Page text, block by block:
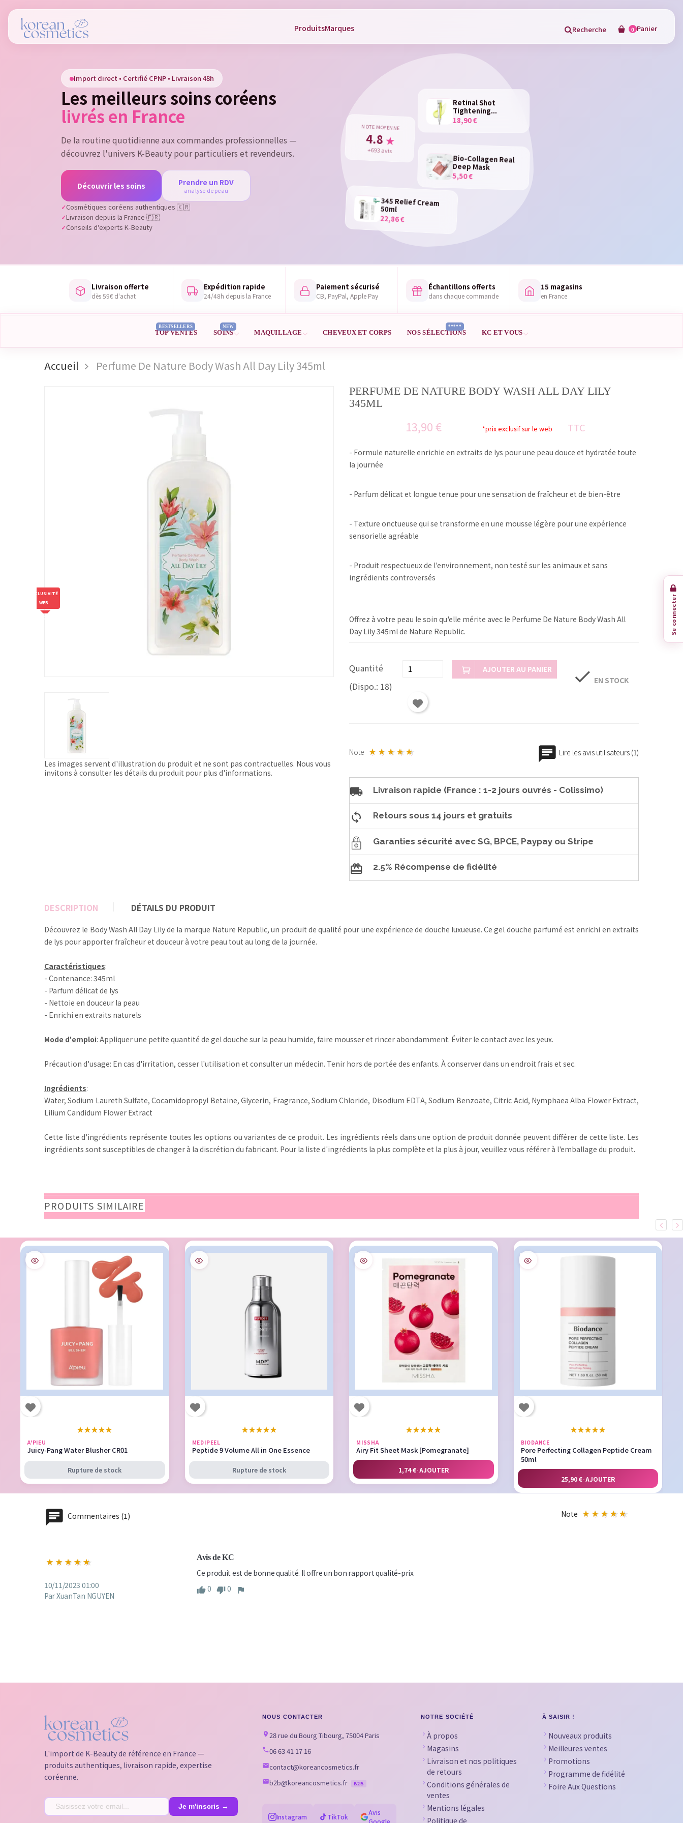
ProduitsMarques Recherche 0 Panier
Se connecter
Import direct • Certifié CPNP • Livraison 48h
Les meilleurs soins coréens
livrés en France
De la routine quotidienne aux commandes professionnelles —
découvrez l'univers K-Beauty pour particuliers et revendeurs.
Découvrir les soins Prendre un RDV
analyse de peau
Cosmétiques coréens authentiques 🇰🇷
Livraison depuis la France 🇫🇷
Conseils d'experts K-Beauty
Retinal Shot
Tightening...
18,90 €
345 Relief Cream
50ml
22,86 €
Bio-Collagen Real
Deep Mask
5,50 €
NOTE MOYENNE
4.8 ★
+693 avis
Livraison offerte
dès 59€ d'achat
Expédition rapide
24/48h depuis la France
Paiement sécurisé
CB, PayPal, Apple Pay
Échantillons offerts
dans chaque commande
15 magasins
en France
TOP VENTES
BESTSELLERS
SOINS
NEW
MAQUILLAGE CHEVEUX ET CORPS NOS SÉLECTIONS
*****
KC ET VOUS
Accueil Perfume De Nature Body Wash All Day Lily 345ml
EXCLUSIVITÉ
WEB
Les images servent d'illustration du produit et ne sont pas contractuelles. Nous vous
invitons à consulter les détails du produit pour plus d'informations.
PERFUME DE NATURE BODY WASH ALL DAY LILY
345ML
13,90 € *prix exclusif sur le web TTC
- Formule naturelle enrichie en extraits de lys pour une peau douce et hydratée toute
la journée
- Parfum délicat et longue tenue pour une sensation de fraîcheur et de bien-être
- Texture onctueuse qui se transforme en une mousse légère pour une expérience
sensorielle agréable
- Produit respectueux de l'environnement, non testé sur les animaux et sans
ingrédients controversés
Offrez à votre peau le soin qu'elle mérite avec le Perfume De Nature Body Wash All
Day Lily 345ml de Nature Republic.
Quantité
(Dispo.: 18)
AJOUTER AU PANIER check EN STOCK
Note Lire les avis utilisateurs (1)
Livraison rapide (France : 1-2 jours ouvrés - Colissimo)
Retours sous 14 jours et gratuits
Garanties sécurité avec SG, BPCE, Paypay ou Stripe
2.5% Récompense de fidélité
DESCRIPTION DÉTAILS DU PRODUIT
Découvrez le Body Wash All Day Lily de la marque Nature Republic, un produit de qualité pour une expérience de douche luxueuse. Ce gel douche parfumé est enrichi en extraits
de lys pour apporter fraîcheur et douceur à votre peau tout au long de la journée.
Caractéristiques:
- Contenance: 345ml
- Parfum délicat de lys
- Nettoie en douceur la peau
- Enrichi en extraits naturels
Mode d'emploi: Appliquer une petite quantité de gel douche sur la peau humide, faire mousser et rincer abondamment. Éviter le contact avec les yeux.
Précaution d'usage: En cas d'irritation, cesser l'utilisation et consulter un médecin. Tenir hors de portée des enfants. À conserver dans un endroit frais et sec.
Ingrédients:
Water, Sodium Laureth Sulfate, Cocamidopropyl Betaine, Glycerin, Fragrance, Sodium Chloride, Disodium EDTA, Sodium Benzoate, Citric Acid, Nymphaea Alba Flower Extract,
Lilium Candidum Flower Extract
Cette liste d'ingrédients représente toutes les options ou variantes de ce produit. Les ingrédients réels dans une option de produit donnée peuvent différer de cette liste. Les
ingrédients sont susceptibles de changer à la discrétion du fabricant. Pour la liste d'ingrédients la plus complète et la plus à jour, veuillez vous référer à l'emballage du produit.
PRODUITS SIMILAIRE
★★★★★
A'PIEU
Juicy-Pang Water Blusher CR01
Rupture de stock
★★★★★
MEDIPEEL
Peptide 9 Volume All in One Essence
Rupture de stock
★★★★★
MISSHA
Airy Fit Sheet Mask [Pomegranate]
1,74 €·AJOUTER
★★★★★
BIODANCE
Pore Perfecting Collagen Peptide Cream
50ml
25,90 €·AJOUTER
Commentaires (1) Note
10/11/2023 01:00
Par XuanTan NGUYEN
Avis de KC
Ce produit est de bonne qualité. Il offre un bon rapport qualité-prix
0
0
L'import de K-Beauty de référence en France —
produits authentiques, livraison rapide, expertise
coréenne.
NOUS CONTACTER
28 rue du Bourg Tibourg, 75004 Paris
06 63 41 17 16
contact@koreancosmetics.fr
b2b@koreancosmetics.fr
B2B
Instagram TikTok
Avis
NOTRE SOCIÉTÉ
À propos
Magasins
Livraison et nos politiques
de retours
Conditions générales de
ventes
Mentions légales
Politique de
À SAISIR !
Nouveaux produits
Meilleures ventes
Promotions
Programme de fidélité
Foire Aux Questions
×
You need to be logged in to save products in your wish list.
Sign in